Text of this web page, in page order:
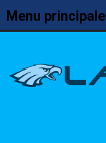
Menu principale